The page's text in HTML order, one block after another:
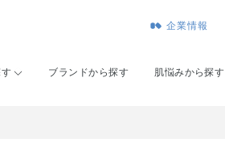
企業情報
ブランドから探す 肌悩みから探す